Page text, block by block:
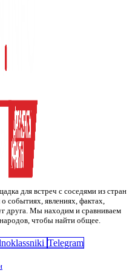
для встреч с соседями из стран
событиях, явлениях, фактах,
друга. Мы находим и сравниваем
чтобы найти общее.
Telegram